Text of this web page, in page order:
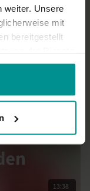
weiter. Unsere
mit
bereitgestellt
13:38